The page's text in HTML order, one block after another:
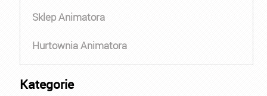
Sklep Animatora
Hurtownia Animatora
Kategorie